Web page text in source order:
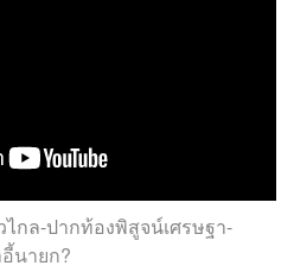
ไกล-ปากท้องพิสูจน์เศรษฐา-
นายก?